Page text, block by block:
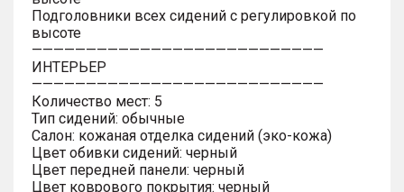
Подголовники всех сидений с регулировкой по
высоте
———————————————————————————
ИНТЕРЬЕР
———————————————————————————
Количество мест: 5
Тип сидений: обычные
Салон: кожаная отделка сидений (эко-кожа)
Цвет обивки сидений: черный
Цвет передней панели: черный
Цвет коврового покрытия: черный